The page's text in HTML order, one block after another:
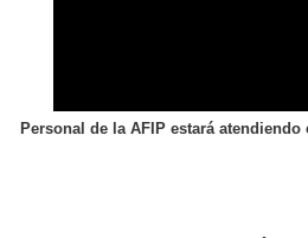
Personal de la AFIP estará